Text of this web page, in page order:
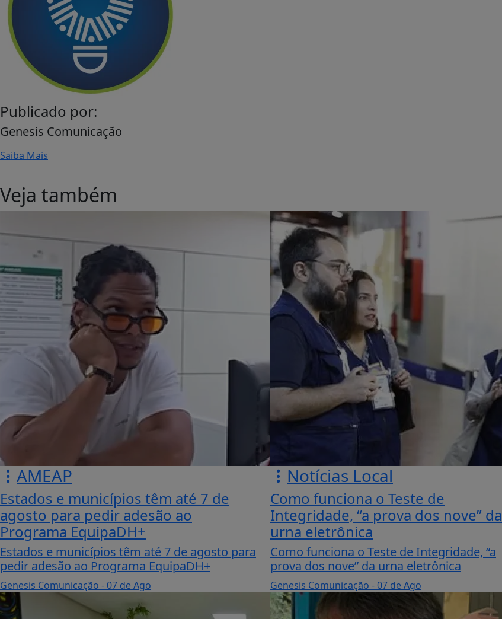
Publicado por:
Genesis Comunicação
Saiba Mais
Veja também
AMEAP
Estados e municípios têm até 7 de
agosto para pedir adesão ao
Programa EquipaDH+
Estados e municípios têm até 7 de agosto para
pedir adesão ao Programa EquipaDH+
Genesis Comunicação - 07 de Ago
Notícias Local
Como funciona o Teste de
Integridade, “a prova dos nove” da
urna eletrônica
Como funciona o Teste de Integridade, “a
prova dos nove” da urna eletrônica
Genesis Comunicação - 07 de Ago